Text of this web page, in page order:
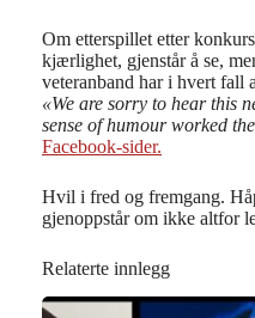
Om etterspillet etter
kjærlighet, gjenstår å se,
veteranband har i hvert fall
«We are sorry to hear this
sense of humour worked
Facebook-sider.
Hvil i fred og fremgang.
gjenoppstår om ikke altfor
Relaterte innlegg